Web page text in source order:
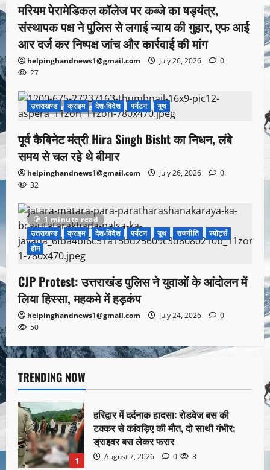
मरियम पेरामेडिकल कॉलेज पर कब्जे का षड्यंत्र,
संस्थापक पक्ष ने पुलिस से लगाई न्याय की गुहार, एफ आई
आर दर्ज कर निष्पक्ष जांच और कार्रवाई की मांग
helpinghandnews1@gmail.com July 26, 2026
0
27
1 minute read
उत्तराखण्ड क्राइम देश-विदेश पर्यटन यूथ
पूर्व कैबिनेट मंत्री Hira Singh Bisht का निधन, लंबे
समय से चल रहे थे बीमार
helpinghandnews1@gmail.com July 26, 2026
0
32
1 minute read
उत्तराखण्ड
क्राइम देश-विदेश पर्यटन यूथ राजनीति
स्पोर्ट्स
होम
CJP Protest: उत्तराखंड पुलिस ने युवाओं के आंदोलन में
लिया हिस्सा, महकमे में हड़कंप
helpinghandnews1@gmail.com July 24, 2026
0
50
TRENDING NOW
1
हरिद्वार में दर्दनाक हादसा: रोडवेज बस की
टक्कर से कांवड़िए की मौत, दो साथी गंभीर;
ड्राइवर बस लेकर फरार
August 7, 2026 0 8